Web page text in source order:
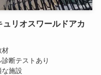
リオスワールドアカ
材
断テストあり
な施設